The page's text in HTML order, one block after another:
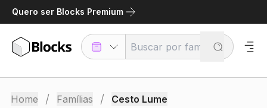
Quero ser Blocks Premium
Home / Famílias / Cesto Lume